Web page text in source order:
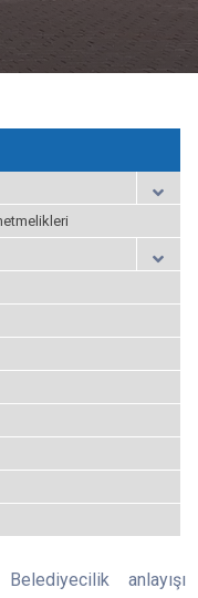
anlayışı